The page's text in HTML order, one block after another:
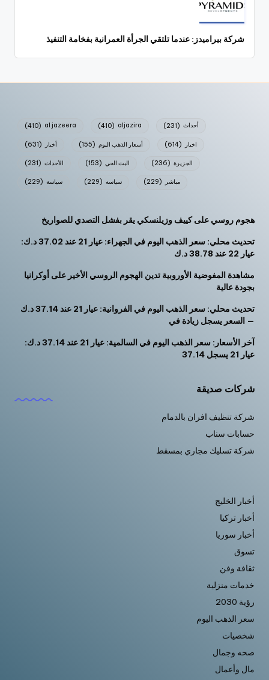
شركة بيراميدز: عندما تلتقي الجرأة العمرانية بفخامة التنفيذ
al jazeera
(410) aljazira
(410) أحداث (231)
أخبار (631) أسعار الذهب اليوم (155) اخبار (614)
الأحداث (231) البث الحي (153) الجزيرة (236)
سياسة (229) سياسه (229) مباشر (229)
هجوم روسي على كييف وزيلنسكي يقر بفشل التصدي للصواريخ
تحديث محلي: سعر الذهب اليوم في الجهراء: عيار 21 عند 37.02 د.ك:
عيار 22 عند 38.78 د.ك
مشاهدة المفوضية الأوروبية تدين الهجوم الروسي الأخير على أوكرانيا
بجودة عالية
تحديث محلي: سعر الذهب اليوم في الفروانية: عيار 21 عند 37.14 د.ك
— السعر يسجل زيادة في
آخر الأسعار: سعر الذهب اليوم في السالمية: عيار 21 عند 37.14 د.ك:
عيار 21 يسجل 37.14
شركات صديقة
شركة تنظيف افران بالدمام
حسابات سناب
شركة تسليك مجاري بمسقط
أخبار الخليج
أخبار تركيا
أخبار سوريا
تسوق
ثقافة وفن
خدمات منزلية
رؤية 2030
سعر الذهب اليوم
شخصيات
صحه وجمال
مال وأعمال